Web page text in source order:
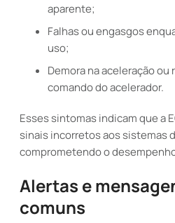
aparente;
Falhas ou engasgos
uso;
Demora na aceleração
comando do acelerador.
Esses sintomas indicam que a
sinais incorretos aos sistemas
comprometendo o
Alertas e
comuns